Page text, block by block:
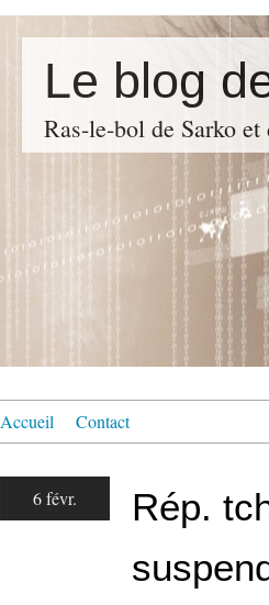
Le blog
Ras-le-bol de Sarko
Accueil Contact
6 févr.
Rép.